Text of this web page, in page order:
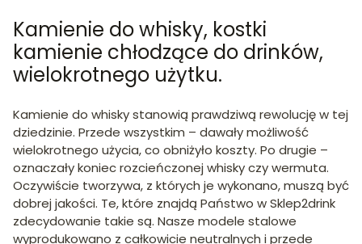
Kamienie do whisky, kostki
kamienie chłodzące do drinków,
wielokrotnego użytku.
Kamienie do whisky stanowią prawdziwą rewolucję w tej
dziedzinie. Przede wszystkim – dawały możliwość
wielokrotnego użycia, co obniżyło koszty. Po drugie –
oznaczały koniec rozcieńczonej whisky czy wermuta.
Oczywiście tworzywa, z których je wykonano, muszą być
dobrej jakości. Te, które znajdą Państwo w Sklep2drink
zdecydowanie takie są. Nasze modele stalowe
wyprodukowano z całkowicie neutralnych i przede